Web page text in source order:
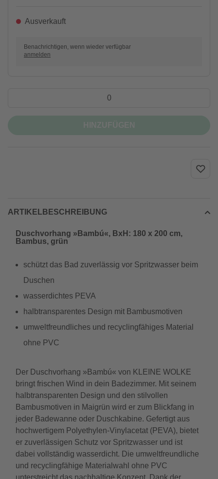
Ausverkauft
Benachrichtigen, wenn wieder verfügbar
anmelden
ARTIKELBESCHREIBUNG
Duschvorhang »Bambú«, BxH: 180 x 200 cm,
Bambus, grün
schützt das Bad zuverlässig vor Spritzwasser beim
Duschen
wasserdichtes PEVA
halbtransparentes Design mit Bambusmotiven
umweltfreundliches und recyclingfähiges Material
ohne PVC
Der Duschvorhang »Bambú« von KLEINE WOLKE
bringt frischen Wind in dein Badezimmer. Mit seinem
halbtransparenten Design und den stilvollen
Bambusmotiven in Maigrün wird er zum Blickfang in
jeder Badewanne oder Duschkabine. Gefertigt aus
hochwertigem Polyethylen-Vinylacetat (PEVA), bietet
er zuverlässigen Schutz vor Spritzwasser und ist
dabei vollständig wasserdicht. Die umweltfreundliche
und recyclingfähige Materialwahl ohne PVC
unterstreicht das nachhaltige Konzept. Dank der